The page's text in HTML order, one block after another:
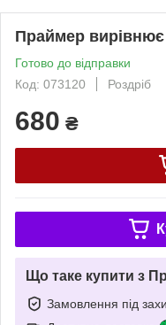
Праймер
Готово до відправки
Код: 073120
Роздріб
680 ₴
Що таке купити з
Замовлення під